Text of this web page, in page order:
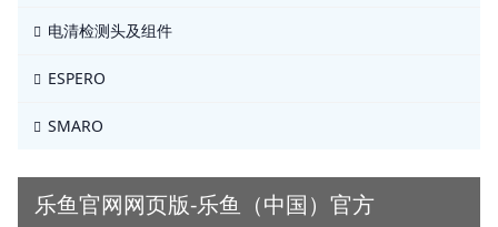
电清检测头及组件
ESPERO
SMARO
乐鱼官网网页版-乐鱼（中国）官方